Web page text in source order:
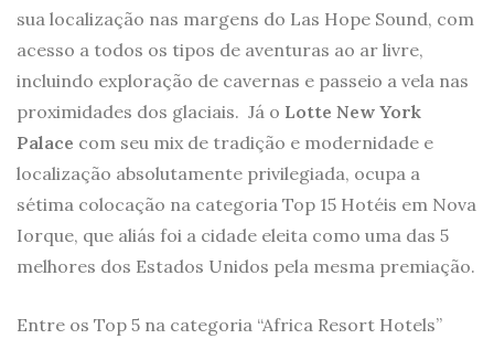
sua localização nas margens do Las Hope Sound, com
acesso a todos os tipos de aventuras ao ar livre,
incluindo exploração de cavernas e passeio a vela nas
proximidades dos glaciais. Já o Lotte New York
Palace com seu mix de tradição e modernidade e
localização absolutamente privilegiada, ocupa a
sétima colocação na categoria Top 15 Hotéis em Nova
Iorque, que aliás foi a cidade eleita como uma das 5
melhores dos Estados Unidos pela mesma premiação.
Entre os Top 5 na categoria “Africa Resort Hotels”